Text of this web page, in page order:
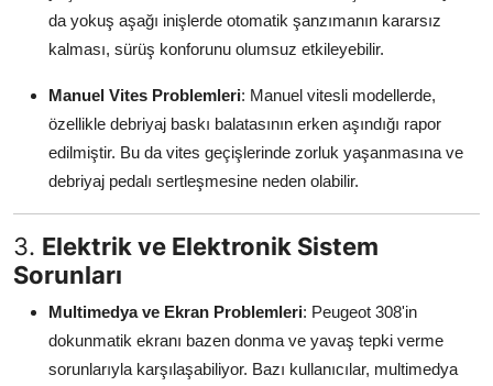
da yokuş aşağı inişlerde otomatik şanzımanın kararsız
kalması, sürüş konforunu olumsuz etkileyebilir.
Manuel Vites Problemleri: Manuel vitesli modellerde,
özellikle debriyaj baskı balatasının erken aşındığı rapor
edilmiştir. Bu da vites geçişlerinde zorluk yaşanmasına ve
debriyaj pedalı sertleşmesine neden olabilir.
3. Elektrik ve Elektronik Sistem
Sorunları
Multimedya ve Ekran Problemleri: Peugeot 308'in
dokunmatik ekranı bazen donma ve yavaş tepki verme
sorunlarıyla karşılaşabiliyor. Bazı kullanıcılar, multimedya